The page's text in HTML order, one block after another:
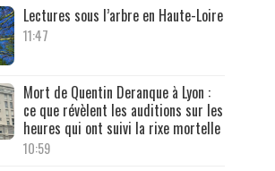
Lectures sous l’arbre en Haute-Loire
11:47
Mort de Quentin Deranque à Lyon :
ce que révèlent les auditions sur les
heures qui ont suivi la rixe mortelle
10:59